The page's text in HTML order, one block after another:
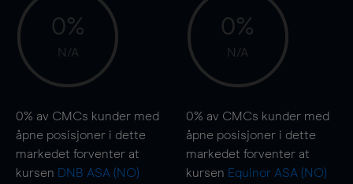
0%
N/A
0% av CMCs kunder med
åpne posisjoner i dette
markedet forventer at
kursen DNB ASA (NO)
0%
N/A
0% av CMCs kunder med
åpne posisjoner i dette
markedet forventer at
kursen Equinor ASA (NO)